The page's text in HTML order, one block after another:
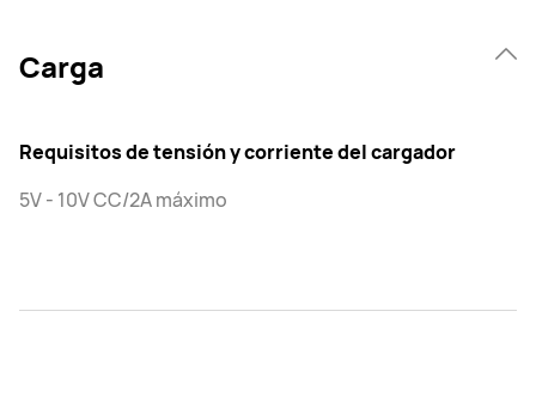
Carga
Requisitos de tensión y corriente del cargador
5V - 10V CC/2A máximo